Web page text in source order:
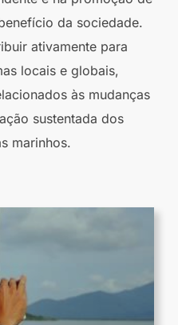
da sociedade.
ativamente para
locais e globais,
às mudanças
sustentada dos
marinhos.